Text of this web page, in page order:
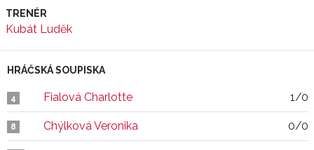
TRENÉR
Kubát Luděk
HRÁČSKÁ SOUPISKA
4 Fialová Charlotte 1/0
8 Chýlková Veronika 0/0